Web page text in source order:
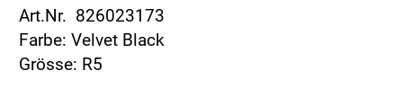
Art.Nr. 826023173
Farbe: Velvet Black
Grösse: R5